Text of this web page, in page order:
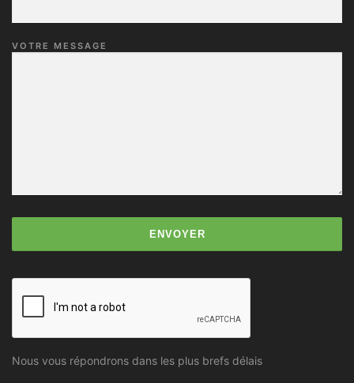
VOTRE MESSAGE
Nous vous répondrons dans les plus brefs délais